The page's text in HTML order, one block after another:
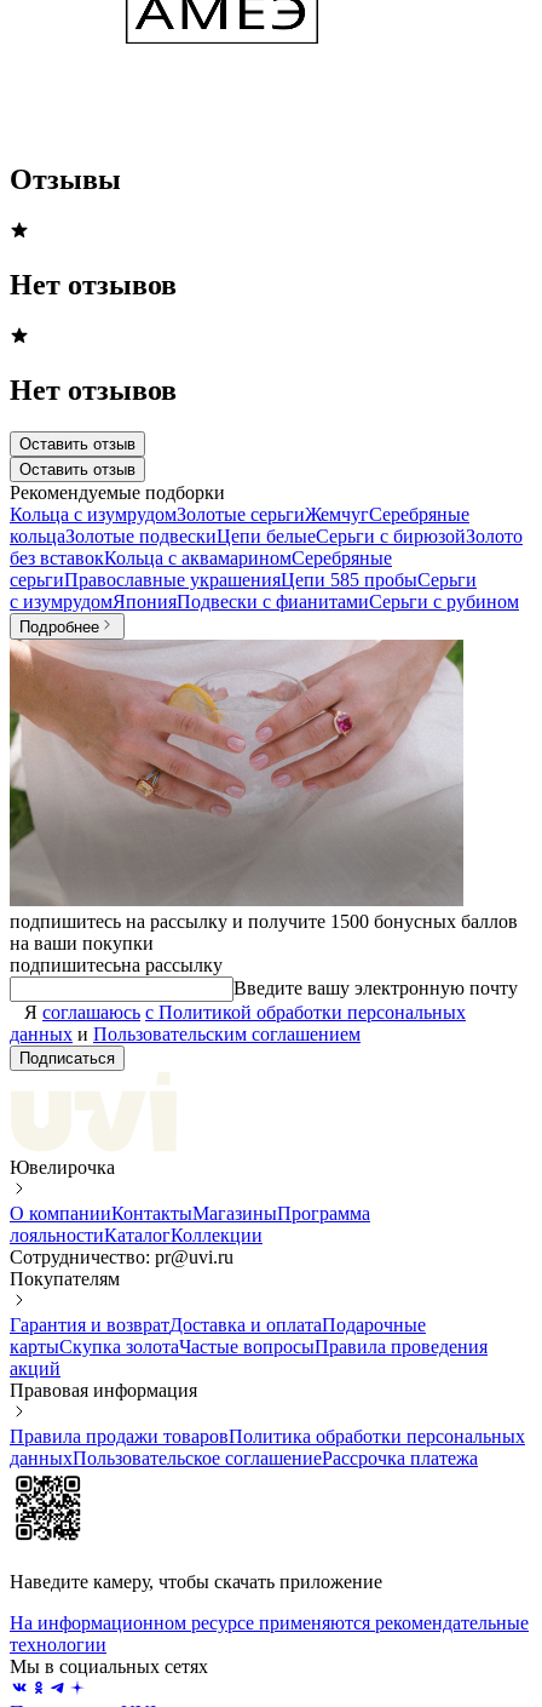
Отзывы
Нет отзывов
Нет отзывов
Оставить отзыв
Оставить отзыв
Рекомендуемые подборки
Кольца с изумрудомЗолотые серьгиЖемчугСеребряные
кольцаЗолотые подвескиЦепи белыеСерьги с бирюзойЗолото
без вставокКольца с аквамариномСеребряные
серьгиПравославные украшенияЦепи 585 пробыСерьги
с изумрудомЯпонияПодвески с фианитамиСерьги с рубином
Подробнее
подпишитесь на рассылку и получите 1500 бонусных баллов
на ваши покупки
подпишитесьна рассылку
Введите вашу электронную почту
Я соглашаюсь с Политикой обработки персональных
данных и Пользовательским соглашением
Подписаться
Ювелирочка
О компанииКонтактыМагазиныПрограмма
лояльностиКаталогКоллекции
Сотрудничество: pr@uvi.ru
Покупателям
Гарантия и возвратДоставка и оплатаПодарочные
картыСкупка золотаЧастые вопросыПравила проведения
акций
Правовая информация
Правила продажи товаровПолитика обработки персональных
данныхПользовательское соглашениеРассрочка платежа
Наведите камеру, чтобы скачать приложение
На информационном ресурсе применяются рекомендательные
технологии
Мы в социальных сетях